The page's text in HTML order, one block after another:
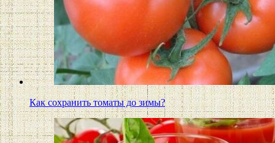
Как сохранить томаты до зимы?